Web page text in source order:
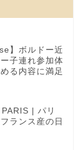
】ボルドー近
子連れ参加体
る内容に満足
| パリ
ランス産の日